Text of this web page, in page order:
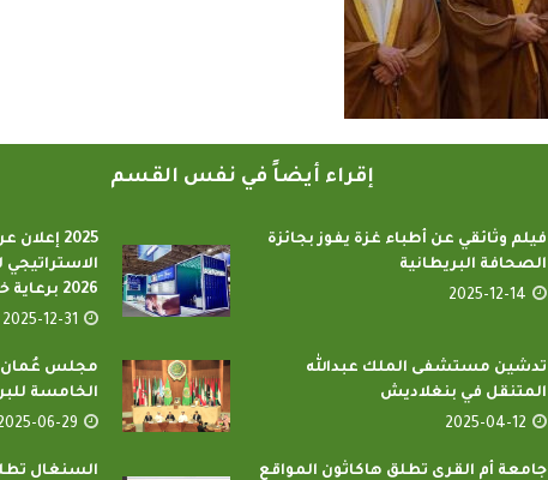
إقراء أيضاً في نفس القسم
فيلم وثائقي عن أطباء غزة يفوز بجائزة
الصحافة البريطانية
2025-12-14
2025
2026 برعاية خادم الحرمين الشريفين
2025-12-31
تدشين مستشفى الملك عبدالله
المتنقل في بنغلاديش
2025-04-12
مجلس عُمان
الخامسة
06-29
جامعة أم القرى تطلق هاكاثون المواقع السنغال